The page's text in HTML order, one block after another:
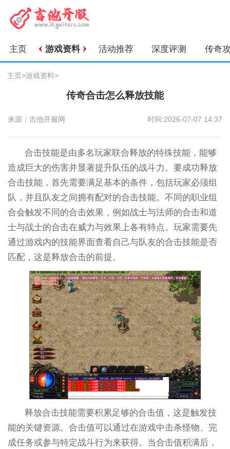
主页 游戏资料 活动推荐 深度评测 传奇
主页>游戏资料>
传奇合击怎么释放技能
来源：吉他开服网 时间:2026-07-07 14:37
合击技能是由多名玩家联合释放的特殊技能，能够
造成巨大的伤害并显著提升队伍的战斗力。要成功释放
合击技能，首先需要满足基本的条件，包括玩家必须组
队，并且队友之间拥有配对的合击技能。不同的职业组
合会触发不同的合击效果，例如战士与法师的合击和道
士与战士的合击在威力与效果上各有特点。玩家需要先
通过游戏内的技能界面查看自己与队友的合击技能是否
匹配，这是释放合击的前提。
释放合击技能需要积累足够的合击值，这是触发技
能的关键资源。合击值可以通过在游戏中击杀怪物、完
成任务或参与特定战斗行为来获得。当合击值积满后，